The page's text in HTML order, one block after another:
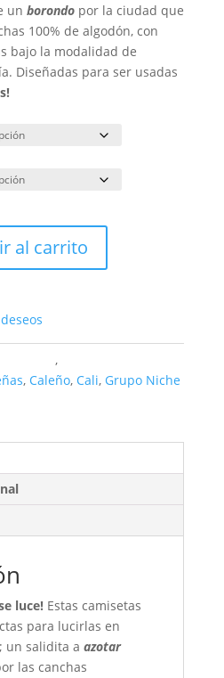
un borondopor la ciudad que
100% de algodón, con
bajo la modalidad de
Diseñadas para ser usadas
al carrito
,
, Caleño, Cali, Grupo Niche
luce!Estas camisetas
para lucirlas en
un salidita a azotar
las canchas